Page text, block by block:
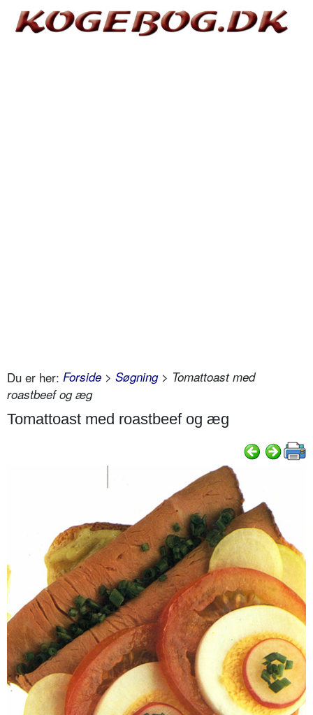
Du er her: Forside > Søgning> Tomattoast med
roastbeef og æg
Tomattoast med roastbeef og æg